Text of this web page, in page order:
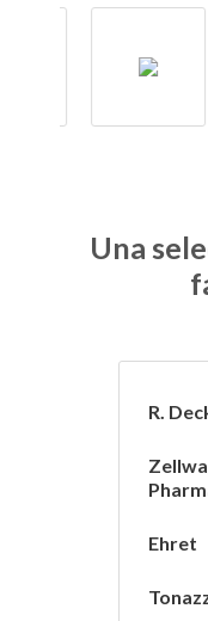
Una
R.
Ehret